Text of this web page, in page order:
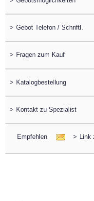
> Gebot Telefon / Schriftl.
> Fragen zum Kauf
> Katalogbestellung
> Kontakt zu Spezialist
Empfehlen > Link